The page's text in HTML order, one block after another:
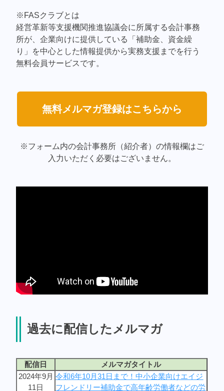
※FASクラブとは
経営革新等支援機関推進協議会に所属する会計事務
所が、企業向けに提供している「補助金、資金繰
り」を中心とした情報提供から実務支援までを行う
無料会員サービスです。
無料メルマガ登録はこちらから
※フォーム内の会計事務所（紹介者）の情報欄はご
入力いただく必要はございません。
過去に配信したメルマガ
配信日
メルマガタイトル
2024年9月
11日
令和6年10月31日まで！中小企業向けエイジ
フレンドリー補助金で高年齢労働者などの労